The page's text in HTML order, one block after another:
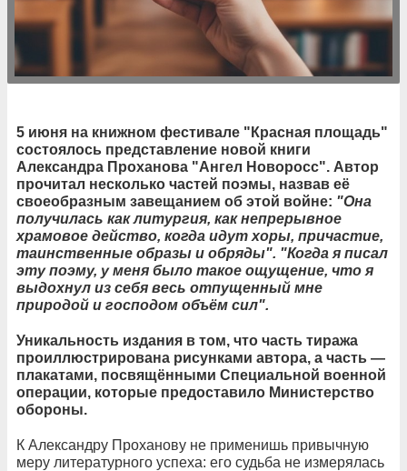
5 июня на книжном фестивале "Красная площадь"
состоялось представление новой книги
Александра Проханова "Ангел Новоросс". Автор
прочитал несколько частей поэмы, назвав её
своеобразным завещанием об этой войне: "Она
получилась как литургия, как непрерывное
храмовое действо, когда идут хоры, причастие,
таинственные образы и обряды". "Когда я писал
эту поэму, у меня было такое ощущение, что я
выдохнул из себя весь отпущенный мне
природой и господом объём сил".
Уникальность издания в том, что часть тиража
проиллюстрирована рисунками автора, а часть —
плакатами, посвящёнными Специальной военной
операции, которые предоставило Министерство
обороны.
К Александру Проханову не применишь привычную
меру литературного успеха: его судьба не измерялась